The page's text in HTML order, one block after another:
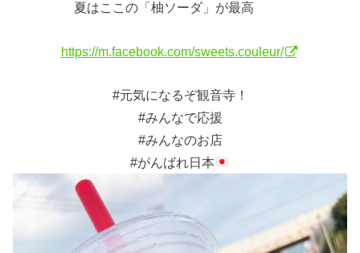
夏はここの「柚ソーダ」が最高
https://m.facebook.com/sweets.couleur/
#元気になるぞ観音寺！
#みんなで応援
#みんなのお店
#がんばれ日本